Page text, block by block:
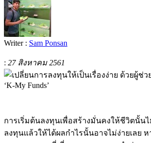
Writer : Sam Ponsan
: 27 สิงหาคม 2561
การเริ่มต้นลงทุนเพื่อสร้างมั่นคงให้ชีวิตนั้น
ลงทุนแล้วให้ได้ผลกำไรนั้นอาจไม่ง่ายเลย